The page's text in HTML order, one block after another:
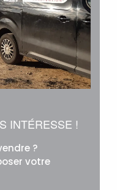
INTÉRESSE !
?
votre